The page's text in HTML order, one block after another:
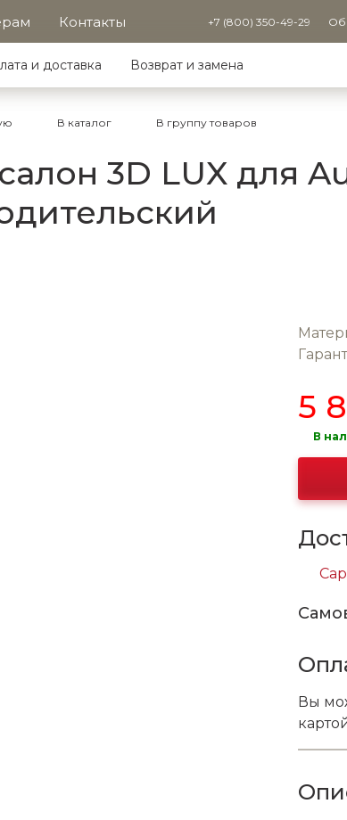
Контакты +7 (800) 350-49-29
и доставка Возврат и замена
В каталог В группу товаров
3D LUX для
5
В
Вы